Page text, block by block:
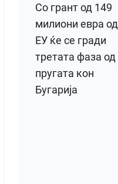
Со грант од 149
милиони евра од
ЕУ ќе се гради
третата фаза од
пругата кон
Бугарија